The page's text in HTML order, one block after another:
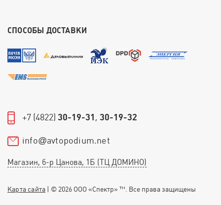
СПОСОБЫ ДОСТАВКИ
Карта сайта | © 2026 ООО «Спектр» ™. Все права защищены
+7 (4822) 30-19-31, 30-19-32
info@avtopodium.net
Магазин, б-р Цанова, 1Б (ТЦ ДОМИНО)